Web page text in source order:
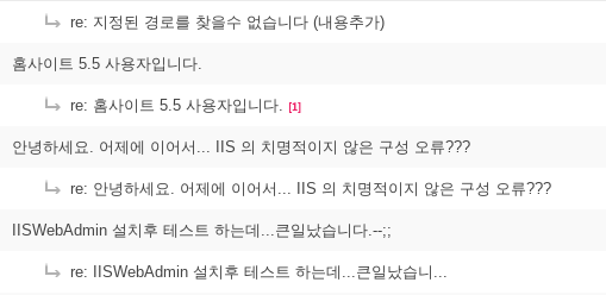
re: 지정된 경로를 찾을수 없습니다 (내용추가)
홈사이트 5.5 사용자입니다.
re: 홈사이트 5.5 사용자입니다. [1]
안녕하세요. 어제에 이어서... IIS 의 치명적이지 않은 구성 오류???
re: 안녕하세요. 어제에 이어서... IIS 의 치명적이지 않은 구성 오류???
IISWebAdmin 설치후 테스트 하는데...큰일났습니다.--;;
re: IISWebAdmin 설치후 테스트 하는데...큰일났습니...